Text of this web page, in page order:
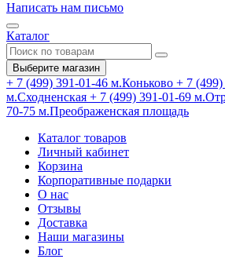
Написать нам письмо
Каталог
Выберите магазин
+ 7 (499) 391-01-46 м.Коньково + 7
м.Сходненская + 7 (499) 391-01-69
70-75 м.Преображенская площадь
Каталог товаров
Личный кабинет
Корзина
Корпоративные подарки
О нас
Отзывы
Доставка
Наши магазины
Блог